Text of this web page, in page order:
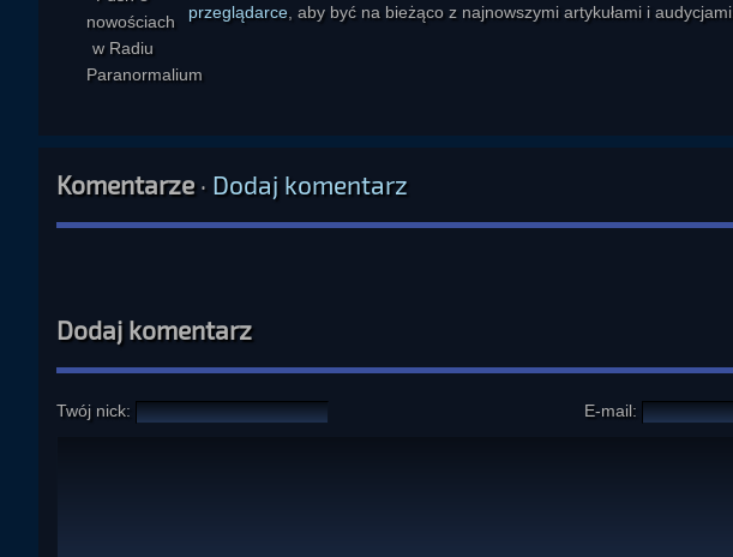
przeglądarce , aby być na bieżąco z najnowszymi artykułami i audycjami.
Komentarze· Dodaj komentarz
Dodaj komentarz
Twój nick: E-mail: